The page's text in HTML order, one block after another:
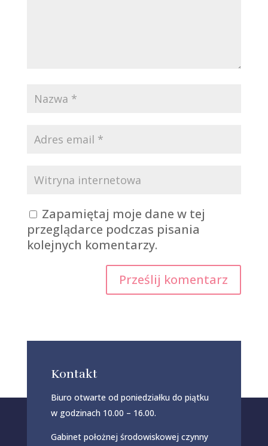
Zapamiętaj moje dane w tej
przeglądarce podczas pisania
kolejnych komentarzy.
Kontakt
Biuro otwarte od poniedziałku do piątku
w godzinach 10.00 – 16.00.
Gabinet położnej środowiskowej czynny